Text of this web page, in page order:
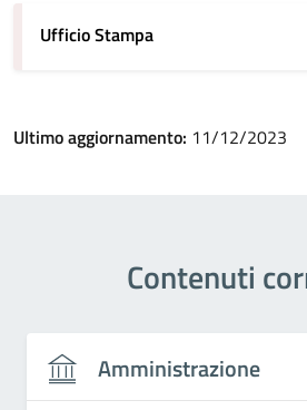
Ufficio Stampa
Ultimo aggiornamento: 11/12/2023
Contenuti
Amministrazione